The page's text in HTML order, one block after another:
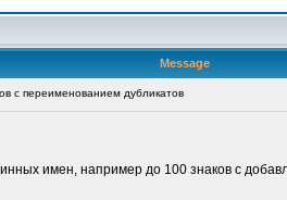
Message
с переименованием дубликатов
имен, например до 100 знаков с